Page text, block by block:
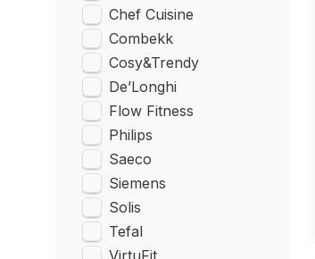
Chef Cuisine
Combekk
Cosy&Trendy
De’Longhi
Flow Fitness
Philips
Saeco
Siemens
Solis
Tefal
VirtuFit